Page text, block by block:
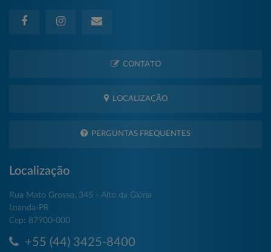
CONTATO
LOCALIZAÇÃO
PERGUNTAS FREQUENTES
Localização
Rua Mato Grosso, 345 - Alto da Glória
Loanda-PR
Cep: 87900-000
+55 (44) 3425-8400